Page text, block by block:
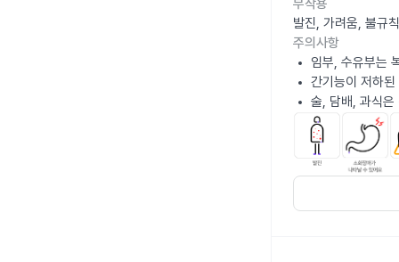
부작용
발진, 가려움, 불규
주의사항
임부, 수유부는
간기능이 저하
술, 담배, 과식은